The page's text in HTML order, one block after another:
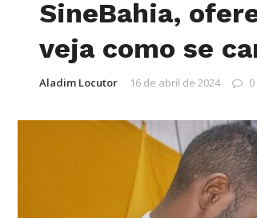
SineBahia,
veja como se
Aladim Locutor 16 de abril de 2024 0